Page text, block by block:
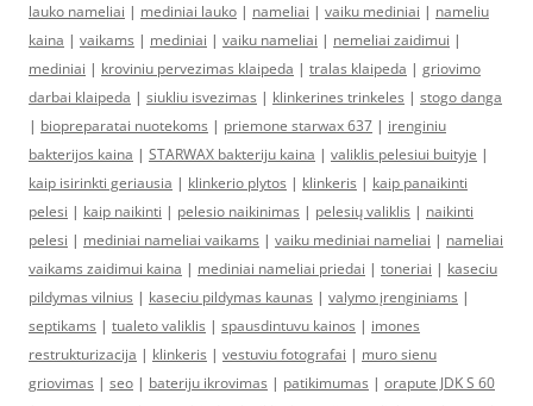
lauko nameliai | mediniai lauko | nameliai | vaiku mediniai | nameliu
kaina | vaikams | mediniai | vaiku nameliai | nemeliai zaidimui |
mediniai | kroviniu pervezimas klaipeda | tralas klaipeda | griovimo
darbai klaipeda | siukliu isvezimas | klinkerines trinkeles | stogo danga
| biopreparatai nuotekoms | priemone starwax 637 | irenginiu
bakterijos kaina | STARWAX bakteriju kaina | valiklis pelesiui buityje |
kaip isirinkti geriausia | klinkerio plytos | klinkeris | kaip panaikinti
pelesi | kaip naikinti | pelesio naikinimas | pelesių valiklis | naikinti
pelesi | mediniai nameliai vaikams | vaiku mediniai nameliai | nameliai
vaikams zaidimui kaina | mediniai nameliai priedai | toneriai | kaseciu
pildymas vilnius | kaseciu pildymas kaunas | valymo įrenginiams |
septikams | tualeto valiklis | spausdintuvu kainos | imones
restrukturizacija | klinkeris | vestuviu fotografai | muro sienu
griovimas | seo | bateriju ikrovimas | patikimumas | orapute JDK S 60